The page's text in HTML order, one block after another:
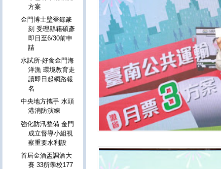
方案
金門博士壁登錄篆
刻 受理縣籍碩彥
即日至6/30前申
請
水試所-好食金門海
洋漁 環境教育走
讀即日起網路報
名
中央地方攜手 水頭
港消防演練
強化防汛整備 金門
成立督導小組視
察重要水利設
首屆金酒盃調酒大
賽 33所學校177